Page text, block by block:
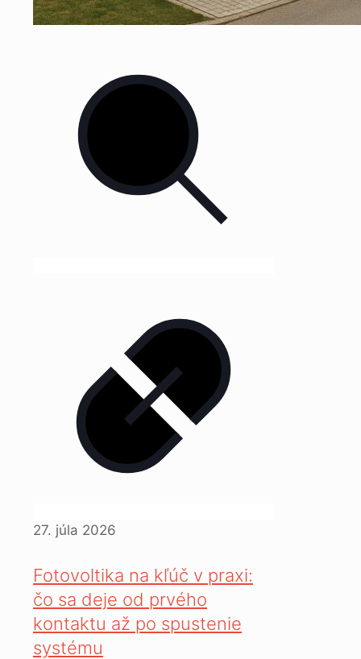
27. júla 2026
Fotovoltika na kľúč v praxi:
čo sa deje od prvého
kontaktu až po spustenie
systému